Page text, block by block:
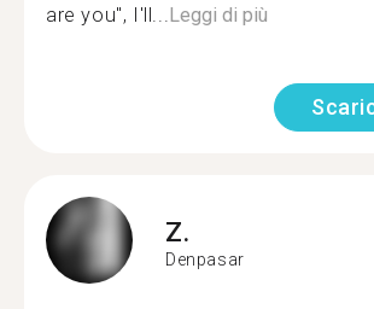
are you", I'll...Leggi di più
Z.
Denpasar